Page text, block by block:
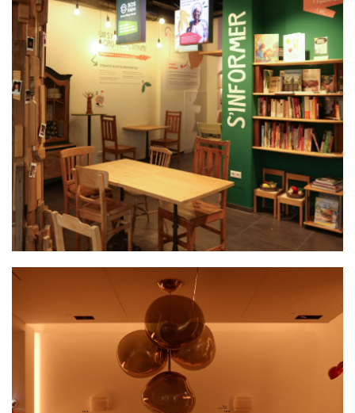
TERANGA | ÉTUDE D’ÉCLAIRAGE
SHOWROOM LAMPTWIST – ÉCLAIRAGE ET
SCÉNOGRAPHIE